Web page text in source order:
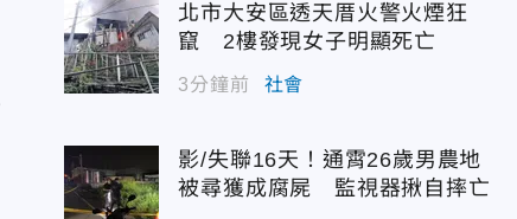
北市大安區透天厝火警火煙狂
竄 2樓發現女子明顯死亡
3分鐘前 社會
影/失聯16天！通霄26歲男農地
被尋獲成腐屍 監視器揪自摔亡